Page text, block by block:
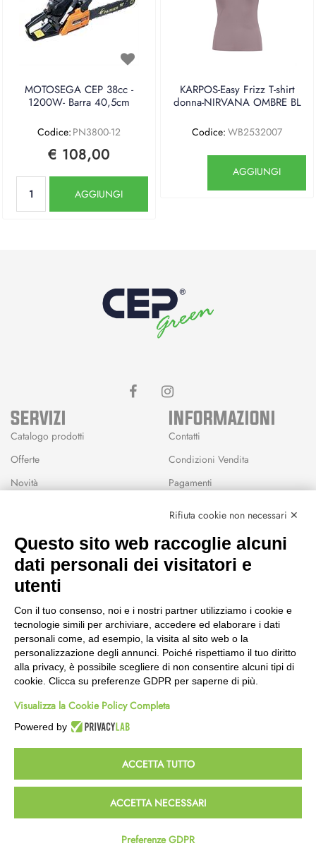
MOTOSEGA CEP 38cc -
1200W- Barra 40,5cm
Codice: PN3800-12
€ 108,00
AGGIUNGI
KARPOS-Easy Frizz T-shirt
donna-NIRVANA OMBRE BL
Codice: WB2532007
AGGIUNGI
SERVIZI
Catalogo prodotti
Offerte
Novità
Wishlist
INFORMAZIONI
Contatti
Condizioni Vendita
Pagamenti
CEP GREEN
Fanano (MO)
059 8676485
349 9202419
388 8659473
info@cepgreen.com
Orario
Dal lunedì al venerdì
8:00 – 12:30 / 13:30 - 19:00
8:30 – 12:30 / 15:30 - 19:00
© 2023 Powered & Designed byPassepartout
Termini e Condizioni Privacy e Cookie Policy
Rifiuta cookie non necessari ✕
Questo sito web raccoglie alcuni
dati personali dei visitatori e
utenti
Con il tuo consenso, noi e i nostri partner utilizziamo i cookie e
tecnologie simili per archiviare, accedere ed elaborare i dati
personali come, ad esempio, la visita al sito web o la
personalizzazione degli annunci. Poiché rispettiamo il tuo diritto
alla privacy, è possibile scegliere di non consentire alcuni tipi di
cookie. Clicca su preferenze GDPR per saperne di più.
Visualizza la Cookie Policy Completa
Powered by
ACCETTA TUTTO
ACCETTA NECESSARI
Preferenze GDPR